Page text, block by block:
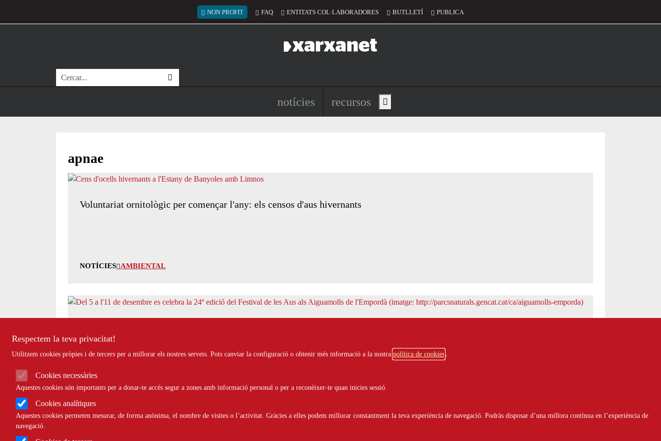
Respectem la teva privacitat!
Utilitzem cookies pròpies i de tercers per a millorar els nostres serveis. Pots canviar la configuració o obtenir més informació a la nostra política de cookies
Cookies necessàries
Aquestes cookies són importants per a donar-te accés segur a zones amb informació personal o per a reconèixer-te quan inicies sessió.
Cookies analítiques
Aquestes cookies permeten mesurar, de forma anònima, el nombre de visites o l’activitat. Gràcies a elles podem millorar constantment la teva experiència de navegació. Podràs disposar d’una millora contínua en l’experiència de
navegació.
Menú del compte d'usuari
NON PROFIT FAQ ENTITATS COL·LABORADORES BUTLLETÍ PUBLICA
Cerca
Navegació principal de l'encapçalament
notícies recursos Show main menu
apnae
Voluntariat ornitològic per començar l'any: els censos d'aus hivernants
NOTÍCIES AMBIENTAL
NOTÍCIES AMBIENTAL